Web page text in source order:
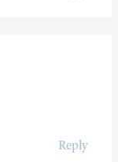
Reply